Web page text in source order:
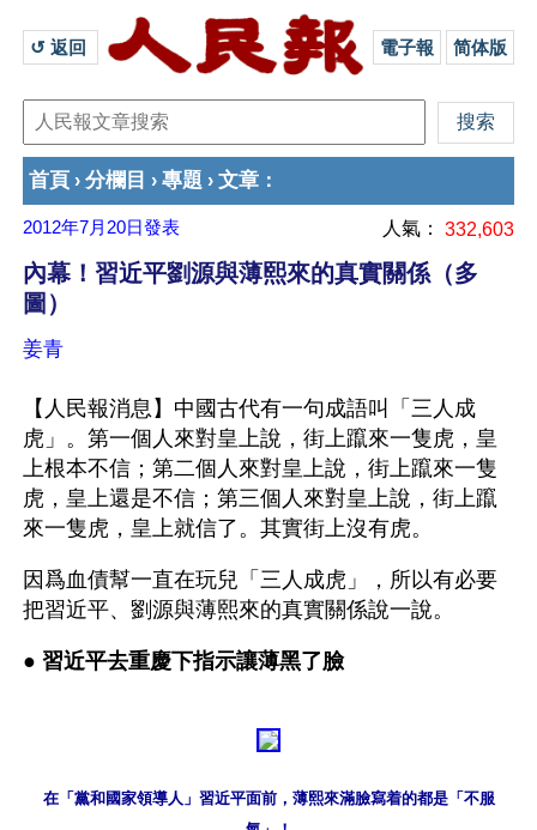
↺ 返回 電子報 简体版
首頁 › 分欄目 › 專題 › 文章 ：
2012年7月20日發表 人氣： 332,603
內幕！習近平劉源與薄熙來的真實關係（多
圖）
姜青
【人民報消息】中國古代有一句成語叫「三人成
虎」。第一個人來對皇上說，街上躥來一隻虎，皇
上根本不信；第二個人來對皇上說，街上躥來一隻
虎，皇上還是不信；第三個人來對皇上說，街上躥
來一隻虎，皇上就信了。其實街上沒有虎。
因爲血債幫一直在玩兒「三人成虎」，所以有必要
把習近平、劉源與薄熙來的真實關係說一說。
● 習近平去重慶下指示讓薄黑了臉
在「黨和國家領導人」習近平面前，薄熙來滿臉寫着的都是「不服